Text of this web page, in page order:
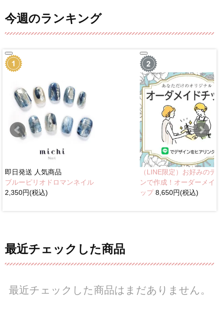
今週のランキング
即日発送 人気商品
ブルーピリオドロマンネイル
2,350円(税込)
（LINE限定）お好みのデ
ンで作成！オーダーメイ
ップ8,650円(税込)
最近チェックした商品
最近チェックした商品はまだありません。